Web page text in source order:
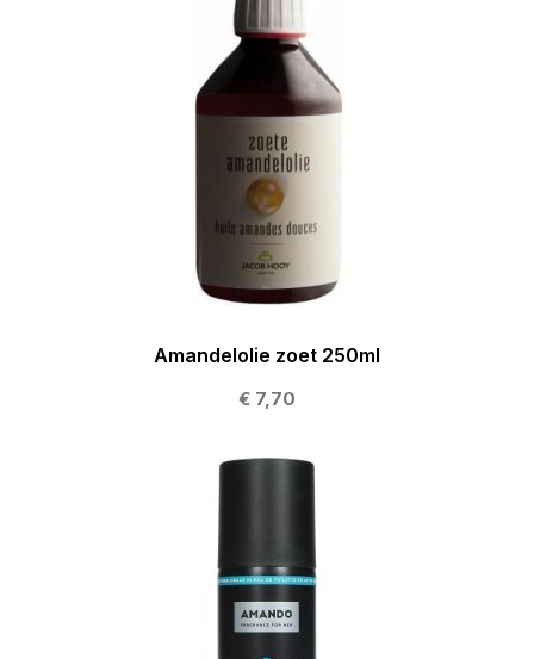
Amandelolie zoet 250ml
€ 7,70